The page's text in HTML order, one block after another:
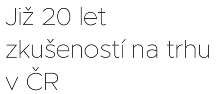
Již 20 let
zkušeností na trhu
v ČR